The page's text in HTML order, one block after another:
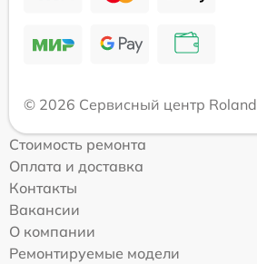
© 2026 Сервисный центр Roland
Стоимость ремонта
Оплата и доставка
Контакты
Вакансии
О компании
Ремонтируемые модели